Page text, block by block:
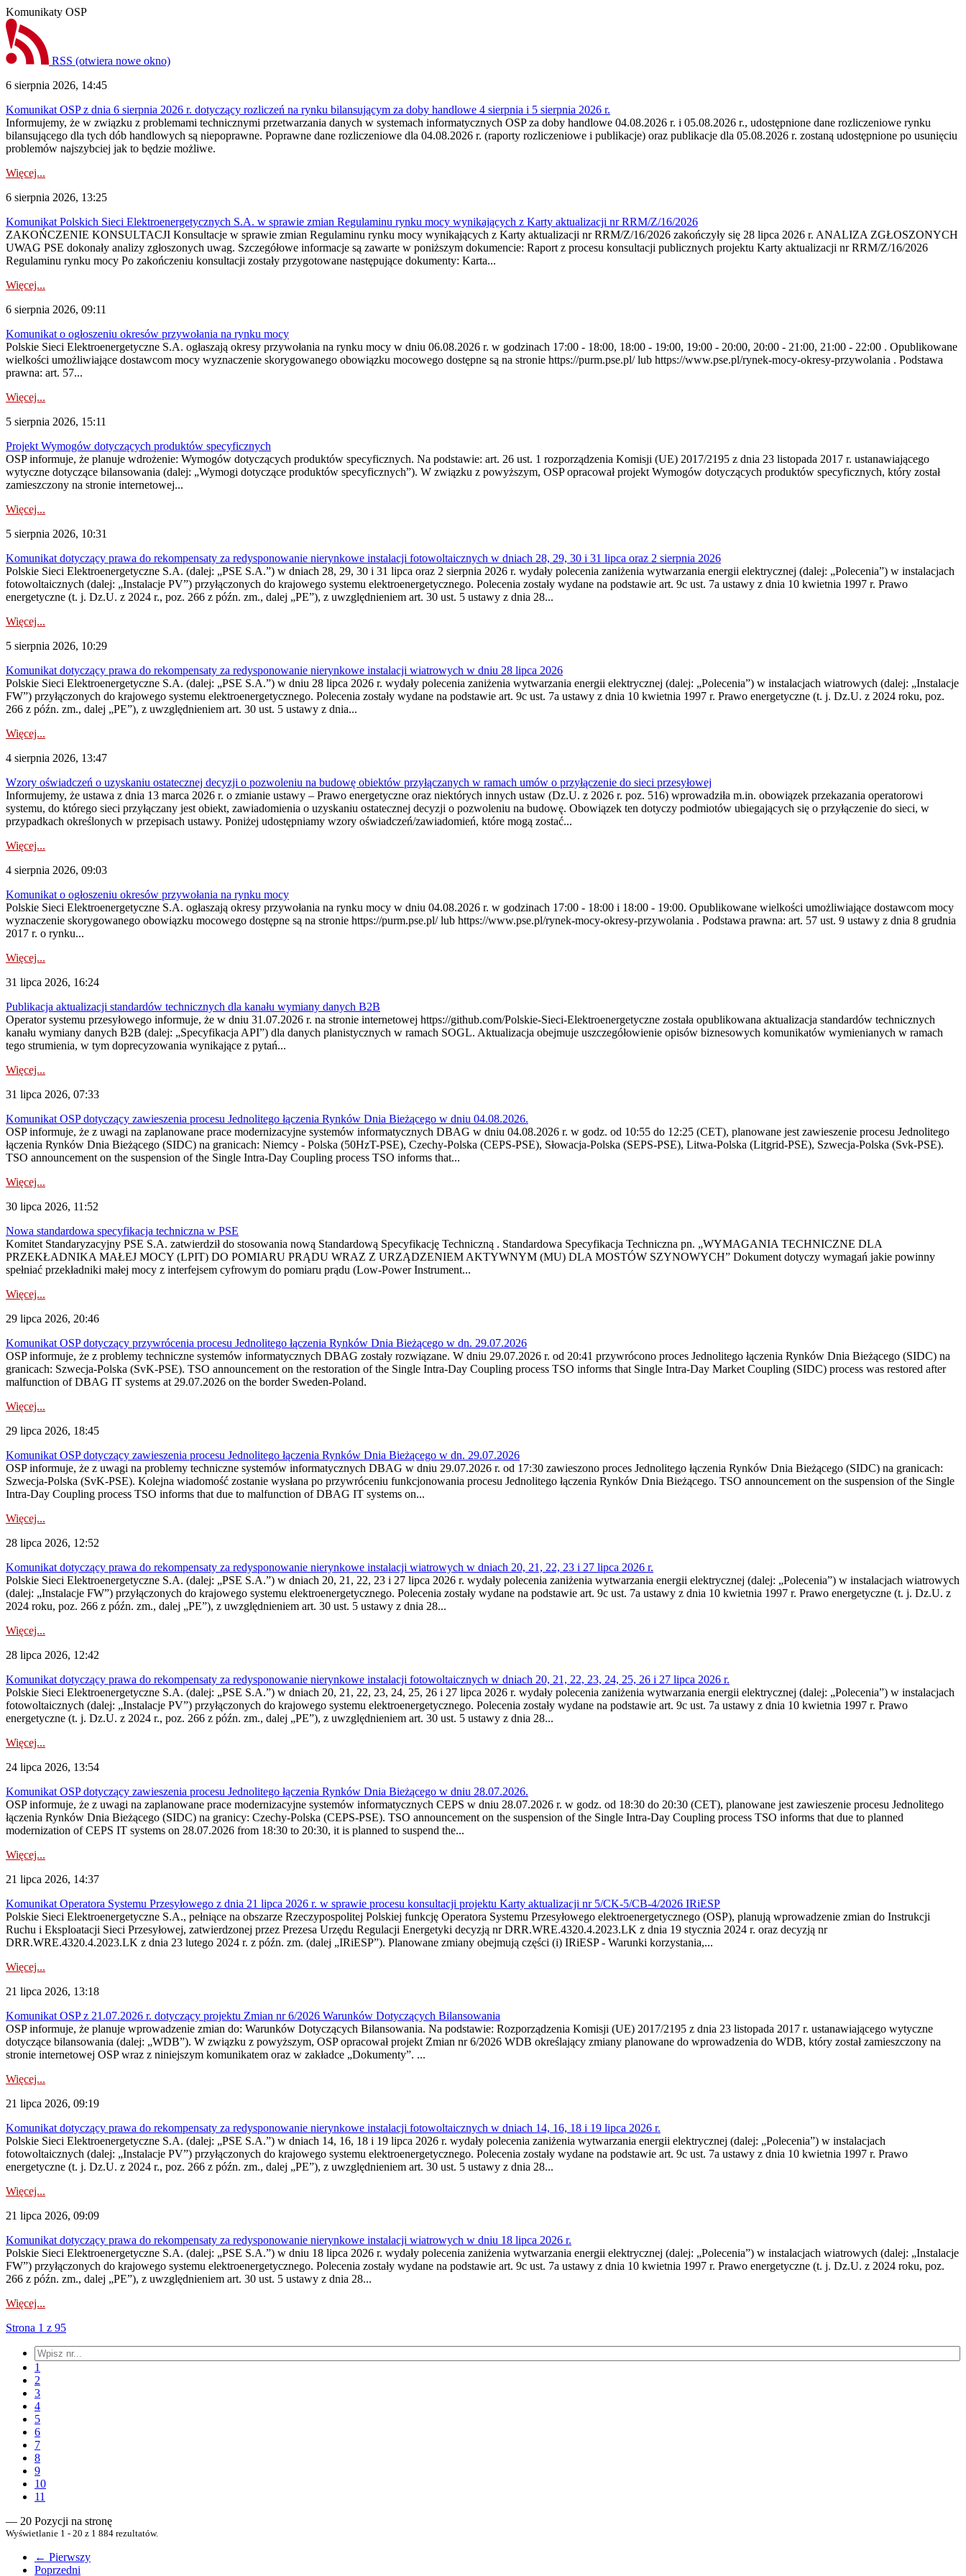
Komunikaty OSP
RSS (otwiera nowe okno)
6 sierpnia 2026, 14:45
Komunikat OSP z dnia 6 sierpnia 2026 r. dotyczący rozliczeń na rynku bilansującym za doby handlowe 4 sierpnia i 5 sierpnia 2026 r.
Informujemy, że w związku z problemami technicznymi przetwarzania danych w systemach informatycznych OSP za doby handlowe 04.08.2026 r. i 05.08.2026 r., udostępnione dane rozliczeniowe rynku
bilansującego dla tych dób handlowych są niepoprawne. Poprawne dane rozliczeniowe dla 04.08.2026 r. (raporty rozliczeniowe i publikacje) oraz publikacje dla 05.08.2026 r. zostaną udostępnione po usunięciu
problemów najszybciej jak to będzie możliwe.
Więcej...
6 sierpnia 2026, 13:25
Komunikat Polskich Sieci Elektroenergetycznych S.A. w sprawie zmian Regulaminu rynku mocy wynikających z Karty aktualizacji nr RRM/Z/16/2026
ZAKOŃCZENIE KONSULTACJI Konsultacje w sprawie zmian Regulaminu rynku mocy wynikających z Karty aktualizacji nr RRM/Z/16/2026 zakończyły się 28 lipca 2026 r. ANALIZA ZGŁOSZONYCH
UWAG PSE dokonały analizy zgłoszonych uwag. Szczegółowe informacje są zawarte w poniższym dokumencie: Raport z procesu konsultacji publicznych projektu Karty aktualizacji nr RRM/Z/16/2026
Regulaminu rynku mocy Po zakończeniu konsultacji zostały przygotowane następujące dokumenty: Karta...
Więcej...
6 sierpnia 2026, 09:11
Komunikat o ogłoszeniu okresów przywołania na rynku mocy
Polskie Sieci Elektroenergetyczne S.A. ogłaszają okresy przywołania na rynku mocy w dniu 06.08.2026 r. w godzinach 17:00 - 18:00, 18:00 - 19:00, 19:00 - 20:00, 20:00 - 21:00, 21:00 - 22:00 . Opublikowane
wielkości umożliwiające dostawcom mocy wyznaczenie skorygowanego obowiązku mocowego dostępne są na stronie https://purm.pse.pl/ lub https://www.pse.pl/rynek-mocy-okresy-przywolania . Podstawa
prawna: art. 57...
Więcej...
5 sierpnia 2026, 15:11
Projekt Wymogów dotyczących produktów specyficznych
OSP informuje, że planuje wdrożenie: Wymogów dotyczących produktów specyficznych. Na podstawie: art. 26 ust. 1 rozporządzenia Komisji (UE) 2017/2195 z dnia 23‍ listopada 2017 r. ustanawiającego
wytyczne dotyczące bilansowania (dalej: „Wymogi dotyczące produktów specyficznych”). W związku z powyższym, OSP opracował projekt Wymogów dotyczących produktów specyficznych, który został
zamieszczony na stronie internetowej...
Więcej...
5 sierpnia 2026, 10:31
Komunikat dotyczący prawa do rekompensaty za redysponowanie nierynkowe instalacji fotowoltaicznych w dniach 28, 29, 30 i 31 lipca oraz 2 sierpnia 2026
Polskie Sieci Elektroenergetyczne S.A. (dalej: „PSE S.A.”) w dniach 28, 29, 30 i 31 lipca oraz 2 sierpnia 2026 r. wydały polecenia zaniżenia wytwarzania energii elektrycznej (dalej: „Polecenia”) w instalacjach
fotowoltaicznych (dalej: „Instalacje PV”) przyłączonych do krajowego systemu elektroenergetycznego. Polecenia zostały wydane na podstawie art. 9c ust. 7a ustawy z dnia 10 kwietnia 1997 r. Prawo
energetyczne (t. j. Dz.U. z 2024 r., poz. 266 z późn. zm., dalej „PE”), z uwzględnieniem art. 30 ust. 5 ustawy z dnia 28...
Więcej...
5 sierpnia 2026, 10:29
Komunikat dotyczący prawa do rekompensaty za redysponowanie nierynkowe instalacji wiatrowych w dniu 28 lipca 2026
Polskie Sieci Elektroenergetyczne S.A. (dalej: „PSE S.A.”) w dniu 28 lipca 2026 r. wydały polecenia zaniżenia wytwarzania energii elektrycznej (dalej: „Polecenia”) w instalacjach wiatrowych (dalej: „Instalacje
FW”) przyłączonych do krajowego systemu elektroenergetycznego. Polecenia zostały wydane na podstawie art. 9c ust. 7a ustawy z dnia 10 kwietnia 1997 r. Prawo energetyczne (t. j. Dz.U. z 2024 roku, poz.
266 z późn. zm., dalej „PE”), z uwzględnieniem art. 30 ust. 5 ustawy z dnia...
Więcej...
4 sierpnia 2026, 13:47
Wzory oświadczeń o uzyskaniu ostatecznej decyzji o pozwoleniu na budowę obiektów przyłączanych w ramach umów o przyłączenie do sieci przesyłowej
Informujemy, że ustawa z dnia 13 marca 2026 r. o zmianie ustawy – Prawo energetyczne oraz niektórych innych ustaw (Dz.U. z 2026 r. poz. 516) wprowadziła m.in. obowiązek przekazania operatorowi
systemu, do którego sieci przyłączany jest obiekt, zawiadomienia o uzyskaniu ostatecznej decyzji o pozwoleniu na budowę. Obowiązek ten dotyczy podmiotów ubiegających się o przyłączenie do sieci, w
przypadkach określonych w przepisach ustawy. Poniżej udostępniamy wzory oświadczeń/zawiadomień, które mogą zostać...
Więcej...
4 sierpnia 2026, 09:03
Komunikat o ogłoszeniu okresów przywołania na rynku mocy
Polskie Sieci Elektroenergetyczne S.A. ogłaszają okresy przywołania na rynku mocy w dniu 04.08.2026 r. w godzinach 17:00 - 18:00 i 18:00 - 19:00. Opublikowane wielkości umożliwiające dostawcom mocy
wyznaczenie skorygowanego obowiązku mocowego dostępne są na stronie https://purm.pse.pl/ lub https://www.pse.pl/rynek-mocy-okresy-przywolania . Podstawa prawna: art. 57 ust. 9 ustawy z dnia 8 grudnia
2017 r. o rynku...
Więcej...
31 lipca 2026, 16:24
Publikacja aktualizacji standardów technicznych dla kanału wymiany danych B2B
Operator systemu przesyłowego informuje, że w dniu 31.07.2026 r. na stronie internetowej https://github.com/Polskie-Sieci-Elektroenergetyczne została opublikowana aktualizacja standardów technicznych
kanału wymiany danych B2B (dalej: „Specyfikacja API”) dla danych planistycznych w ramach SOGL. Aktualizacja obejmuje uszczegółowienie opisów biznesowych komunikatów wymienianych w ramach
tego strumienia, w tym doprecyzowania wynikające z pytań...
Więcej...
31 lipca 2026, 07:33
Komunikat OSP dotyczący zawieszenia procesu Jednolitego łączenia Rynków Dnia Bieżącego w dniu 04.08.2026.
OSP informuje, że z uwagi na zaplanowane prace modernizacyjne systemów informatycznych DBAG w dniu 04.08.2026 r. w godz. od 10:55 do 12:25 (CET), planowane jest zawieszenie procesu Jednolitego
łączenia Rynków Dnia Bieżącego (SIDC) na granicach: Niemcy - Polska (50HzT-PSE), Czechy-Polska (CEPS-PSE), Słowacja-Polska (SEPS-PSE), Litwa-Polska (Litgrid-PSE), Szwecja-Polska (Svk-PSE).
TSO announcement on the suspension of the Single Intra-Day Coupling process TSO informs that...
Więcej...
30 lipca 2026, 11:52
Nowa standardowa specyfikacja techniczna w PSE
Komitet Standaryzacyjny PSE S.A. zatwierdził do stosowania nową Standardową Specyfikację Techniczną . Standardowa Specyfikacja Techniczna pn. „WYMAGANIA TECHNICZNE DLA
PRZEKŁADNIKA MAŁEJ MOCY (LPIT) DO POMIARU PRĄDU WRAZ Z URZĄDZENIEM AKTYWNYM (MU) DLA MOSTÓW SZYNOWYCH” Dokument dotyczy wymagań jakie powinny
spełniać przekładniki małej mocy z interfejsem cyfrowym do pomiaru prądu (Low-Power Instrument...
Więcej...
29 lipca 2026, 20:46
Komunikat OSP dotyczący przywrócenia procesu Jednolitego łączenia Rynków Dnia Bieżącego w dn. 29.07.2026
OSP informuje, że z problemy techniczne systemów informatycznych DBAG zostały rozwiązane. W dniu 29.07.2026 r. od 20:41 przywrócono proces Jednolitego łączenia Rynków Dnia Bieżącego (SIDC) na
granicach: Szwecja-Polska (SvK-PSE). TSO announcement on the restoration of the Single Intra-Day Coupling process TSO informs that Single Intra-Day Market Coupling (SIDC) process was restored after
malfunction of DBAG IT systems at 29.07.2026 on the border Sweden-Poland.
Więcej...
29 lipca 2026, 18:45
Komunikat OSP dotyczący zawieszenia procesu Jednolitego łączenia Rynków Dnia Bieżącego w dn. 29.07.2026
OSP informuje, że z uwagi na problemy techniczne systemów informatycznych DBAG w dniu 29.07.2026 r. od 17:30 zawieszono proces Jednolitego łączenia Rynków Dnia Bieżącego (SIDC) na granicach:
Szwecja-Polska (SvK-PSE). Kolejna wiadomość zostanie wysłana po przywróceniu funkcjonowania procesu Jednolitego łączenia Rynków Dnia Bieżącego. TSO announcement on the suspension of the Single
Intra-Day Coupling process TSO informs that due to malfunction of DBAG IT systems on...
Więcej...
28 lipca 2026, 12:52
Komunikat dotyczący prawa do rekompensaty za redysponowanie nierynkowe instalacji wiatrowych w dniach 20, 21, 22, 23 i 27 lipca 2026 r.
Polskie Sieci Elektroenergetyczne S.A. (dalej: „PSE S.A.”) w dniach 20, 21, 22, 23 i 27 lipca 2026 r. wydały polecenia zaniżenia wytwarzania energii elektrycznej (dalej: „Polecenia”) w instalacjach wiatrowych
(dalej: „Instalacje FW”) przyłączonych do krajowego systemu elektroenergetycznego. Polecenia zostały wydane na podstawie art. 9c ust. 7a ustawy z dnia 10 kwietnia 1997 r. Prawo energetyczne (t. j. Dz.U. z
2024 roku, poz. 266 z późn. zm., dalej „PE”), z uwzględnieniem art. 30 ust. 5 ustawy z dnia 28...
Więcej...
28 lipca 2026, 12:42
Komunikat dotyczący prawa do rekompensaty za redysponowanie nierynkowe instalacji fotowoltaicznych w dniach 20, 21, 22, 23, 24, 25, 26 i 27 lipca 2026 r.
Polskie Sieci Elektroenergetyczne S.A. (dalej: „PSE S.A.”) w dniach 20, 21, 22, 23, 24, 25, 26 i 27 lipca 2026 r. wydały polecenia zaniżenia wytwarzania energii elektrycznej (dalej: „Polecenia”) w instalacjach
fotowoltaicznych (dalej: „Instalacje PV”) przyłączonych do krajowego systemu elektroenergetycznego. Polecenia zostały wydane na podstawie art. 9c ust. 7a ustawy z dnia 10 kwietnia 1997 r. Prawo
energetyczne (t. j. Dz.U. z 2024 r., poz. 266 z późn. zm., dalej „PE”), z uwzględnieniem art. 30 ust. 5 ustawy z dnia 28...
Więcej...
24 lipca 2026, 13:54
Komunikat OSP dotyczący zawieszenia procesu Jednolitego łączenia Rynków Dnia Bieżącego w dniu 28.07.2026.
OSP informuje, że z uwagi na zaplanowane prace modernizacyjne systemów informatycznych CEPS w dniu 28.07.2026 r. w godz. od 18:30 do 20:30 (CET), planowane jest zawieszenie procesu Jednolitego
łączenia Rynków Dnia Bieżącego (SIDC) na granicy: Czechy-Polska (CEPS-PSE). TSO announcement on the suspension of the Single Intra-Day Coupling process TSO informs that due to planned
modernization of CEPS IT systems on 28.07.2026 from 18:30 to 20:30, it is planned to suspend the...
Więcej...
21 lipca 2026, 14:37
Komunikat Operatora Systemu Przesyłowego z dnia 21 lipca 2026 r. w sprawie procesu konsultacji projektu Karty aktualizacji nr 5/CK-5/CB-4/2026 IRiESP
Polskie Sieci Elektroenergetyczne S.A., pełniące na obszarze Rzeczypospolitej Polskiej funkcję Operatora Systemu Przesyłowego elektroenergetycznego (OSP), planują wprowadzenie zmian do Instrukcji
Ruchu i Eksploatacji Sieci Przesyłowej, zatwierdzonej przez Prezesa Urzędu Regulacji Energetyki decyzją nr DRR.WRE.4320.4.2023.LK z dnia 19 stycznia 2024 r. oraz decyzją nr
DRR.WRE.4320.4.2023.LK z dnia 23 lutego 2024 r. z późn. zm. (dalej „IRiESP”). Planowane zmiany obejmują części (i) IRiESP - Warunki korzystania,...
Więcej...
21 lipca 2026, 13:18
Komunikat OSP z 21.07.2026 r. dotyczący projektu Zmian nr 6/2026 Warunków Dotyczących Bilansowania
OSP informuje, że planuje wprowadzenie zmian do: Warunków Dotyczących Bilansowania. Na podstawie: Rozporządzenia Komisji (UE) 2017/2195 z dnia 23‍ listopada 2017 r. ustanawiającego wytyczne
dotyczące bilansowania (dalej: „WDB”). W związku z powyższym, OSP opracował projekt Zmian nr 6/2026 WDB określający zmiany planowane do wprowadzenia do WDB, który został zamieszczony na
stronie internetowej OSP wraz z niniejszym komunikatem oraz w zakładce „Dokumenty”. ...
Więcej...
21 lipca 2026, 09:19
Komunikat dotyczący prawa do rekompensaty za redysponowanie nierynkowe instalacji fotowoltaicznych w dniach 14, 16, 18 i 19 lipca 2026 r.
Polskie Sieci Elektroenergetyczne S.A. (dalej: „PSE S.A.”) w dniach 14, 16, 18 i 19 lipca 2026 r. wydały polecenia zaniżenia wytwarzania energii elektrycznej (dalej: „Polecenia”) w instalacjach
fotowoltaicznych (dalej: „Instalacje PV”) przyłączonych do krajowego systemu elektroenergetycznego. Polecenia zostały wydane na podstawie art. 9c ust. 7a ustawy z dnia 10 kwietnia 1997 r. Prawo
energetyczne (t. j. Dz.U. z 2024 r., poz. 266 z późn. zm., dalej „PE”), z uwzględnieniem art. 30 ust. 5 ustawy z dnia 28...
Więcej...
21 lipca 2026, 09:09
Komunikat dotyczący prawa do rekompensaty za redysponowanie nierynkowe instalacji wiatrowych w dniu 18 lipca 2026 r.
Polskie Sieci Elektroenergetyczne S.A. (dalej: „PSE S.A.”) w dniu 18 lipca 2026 r. wydały polecenia zaniżenia wytwarzania energii elektrycznej (dalej: „Polecenia”) w instalacjach wiatrowych (dalej: „Instalacje
FW”) przyłączonych do krajowego systemu elektroenergetycznego. Polecenia zostały wydane na podstawie art. 9c ust. 7a ustawy z dnia 10 kwietnia 1997 r. Prawo energetyczne (t. j. Dz.U. z 2024 roku, poz.
266 z późn. zm., dalej „PE”), z uwzględnieniem art. 30 ust. 5 ustawy z dnia 28...
Więcej...
Strona 1 z 95
1
2
3
4
5
6
7
8
9
10
11
— 20 Pozycji na stronę
Wyświetlanie 1 - 20 z 1 884 rezultatów.
← Pierwszy
Poprzedni